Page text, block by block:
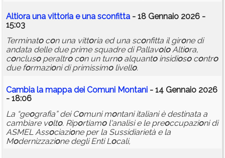
Altiora una vittoria e una sconfitta - 18 Gennaio 2026 -
15:03
Terminatocon una vittoria ed una sconfitta il girone di
andata delle due prime squadre di PallavoloAltiora,
conclusoperaltrocon un turnoalquantoinsidiosocontro
due formazioni di primissimolivello.
Cambia la mappa dei Comuni Montani - 14 Gennaio 2026
- 18:06
La “geografia” dei Comuni montani italiani è destinata a
cambiare volto. Riportiamol'analisi e le preoccupazioni di
ASMEL Associazione per la Sussidiarietà e la
Modernizzazione degli Enti Locali,